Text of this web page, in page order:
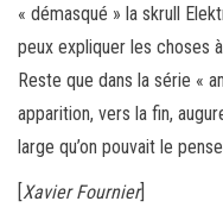
« démasqué » la skrull
peux expliquer les choses
Reste que dans la série «
apparition, vers la fin,
large qu’on pouvait le
[Xavier Fournier]